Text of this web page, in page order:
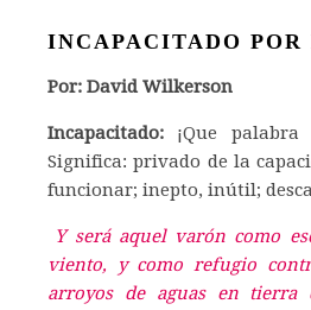
INCAPACITADO POR
Por: David Wilkerson
Incapacitado: ¡Que palabra
Significa: privado de la
funcionar; inepto, inútil;
Y será aquel varón como
viento, y como refugio
arroyos de aguas en tierra